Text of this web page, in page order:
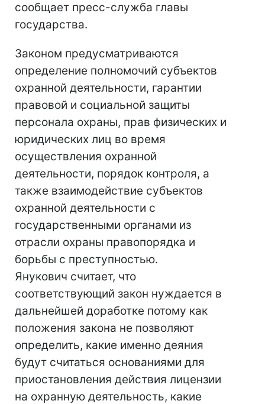
сообщает пресс-служба главы
государства.
Законом предусматриваются
определение полномочий субъектов
охранной деятельности, гарантии
правовой и социальной защиты
персонала охраны, прав физических и
юридических лиц во время
осуществления охранной
деятельности, порядок контроля, а
также взаимодействие субъектов
охранной деятельности с
государственными органами из
отрасли охраны правопорядка и
борьбы с преступностью.
Янукович считает, что
соответствующий закон нуждается в
дальнейшей доработке потому как
положения закона не позволяют
определить, какие именно деяния
будут считаться основаниями для
приостановления действия лицензии
на охранную деятельность, какие